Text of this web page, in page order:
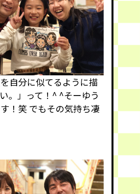
自分に似てるように描
。」って！^ ^そーゆう
！笑 でもその気持ち凄